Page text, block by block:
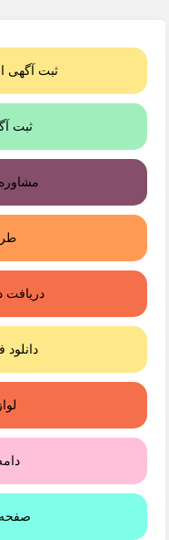
ثبت آگهی
ثبت
دریافت
دانلود